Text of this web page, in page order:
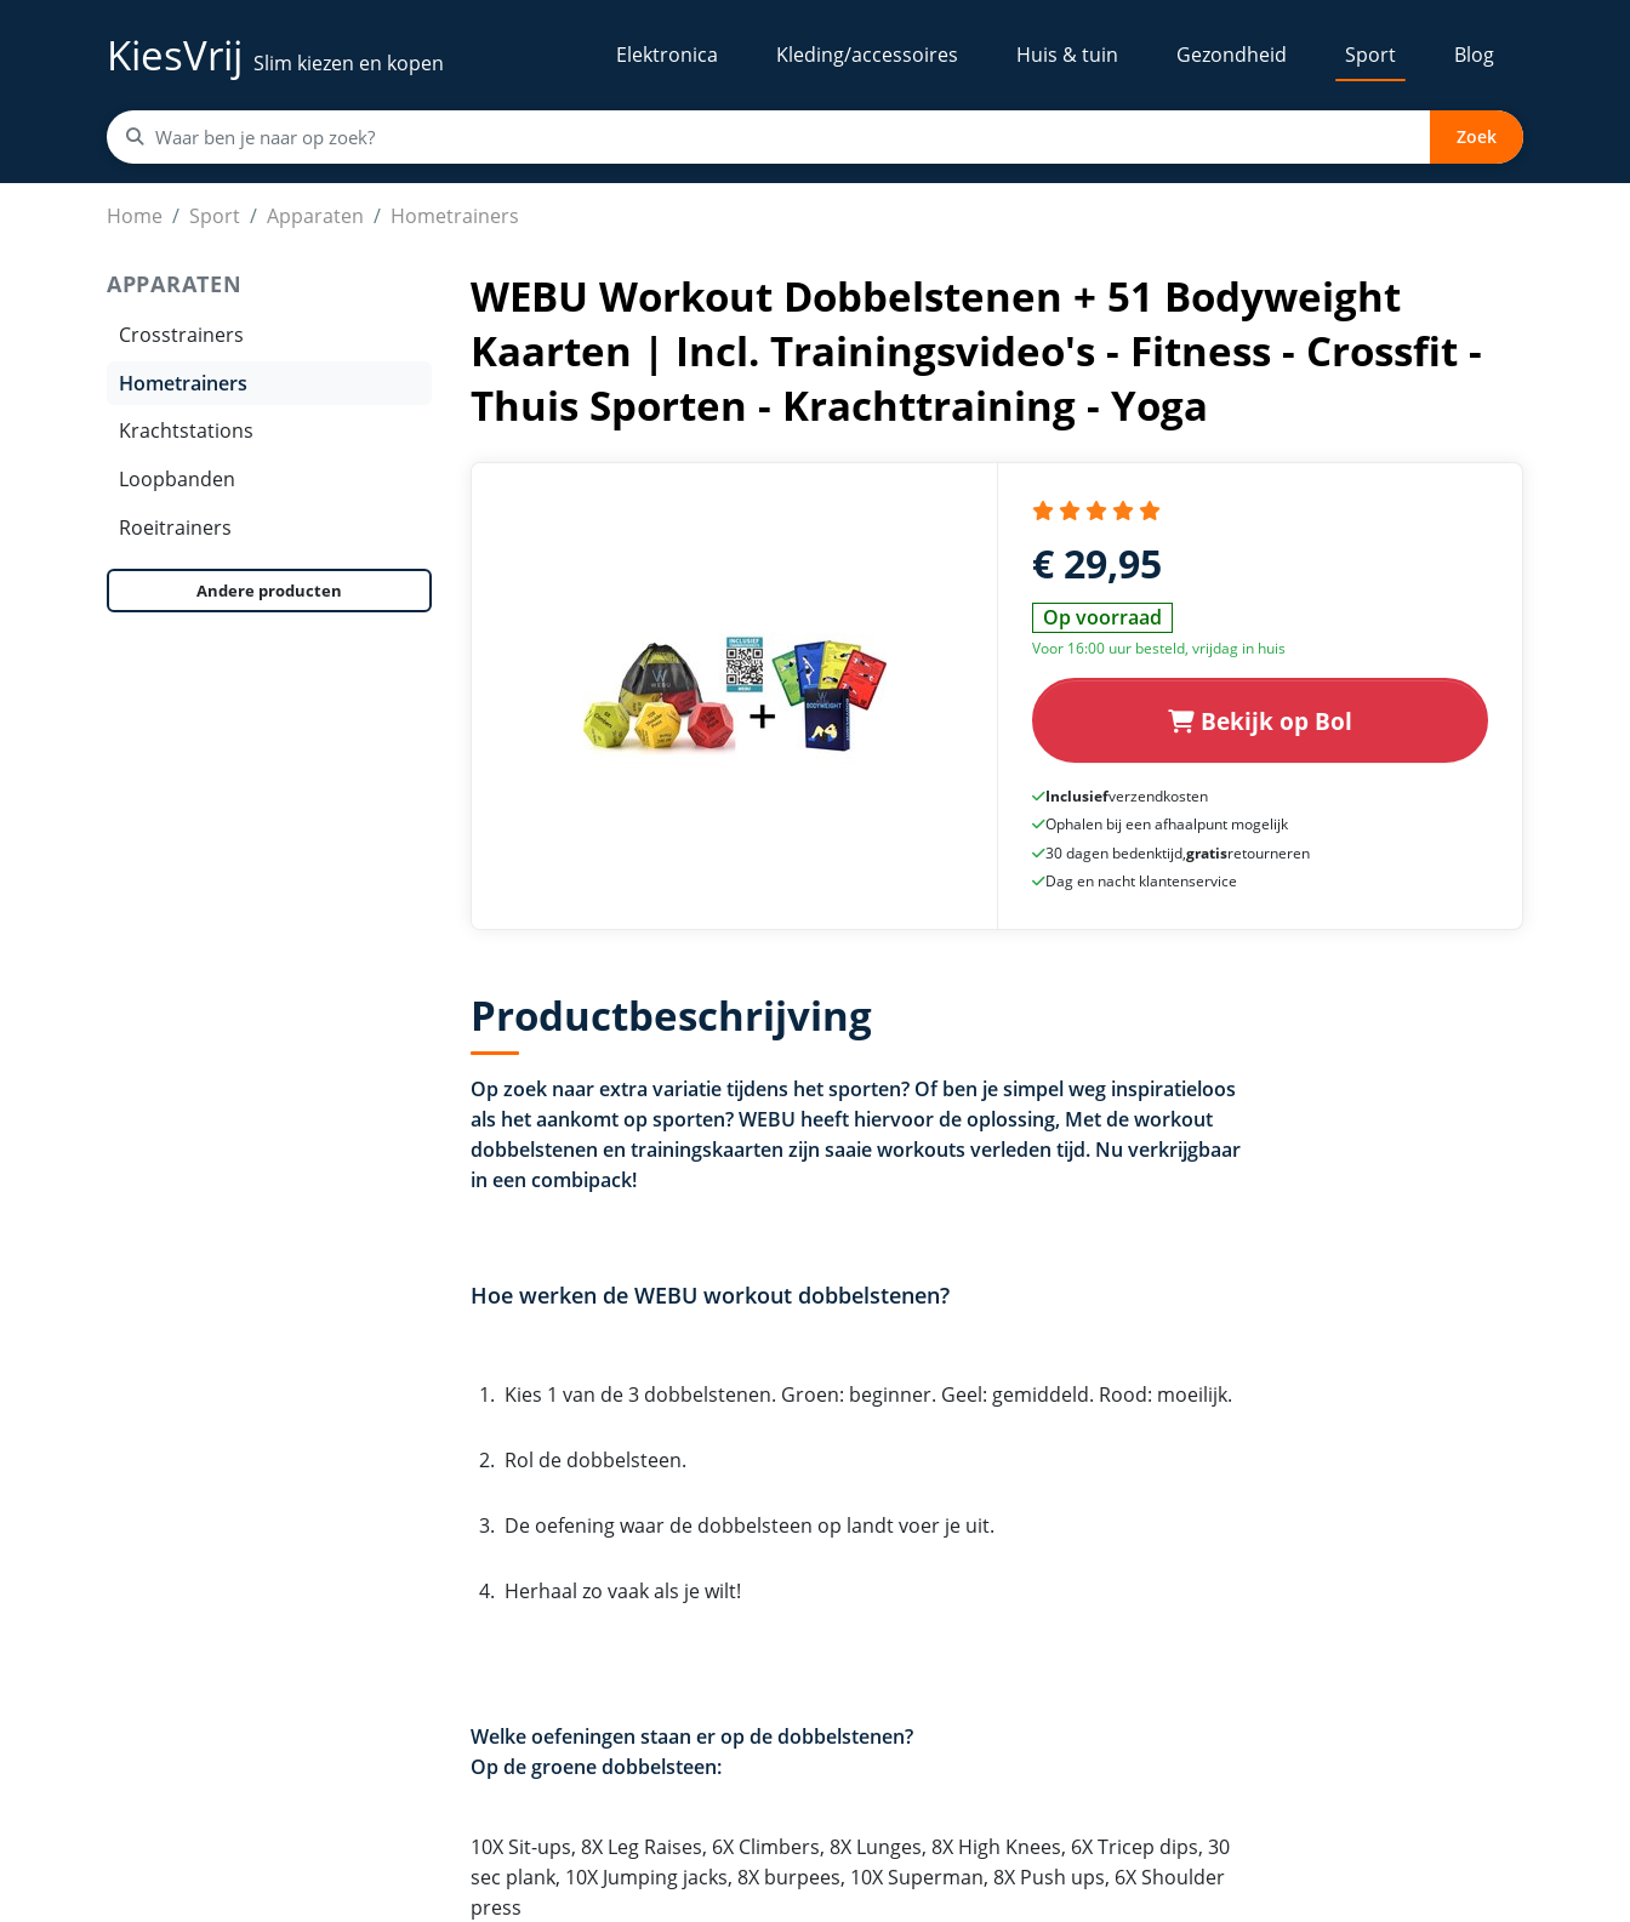
KiesVrij Slim kiezen en kopen Elektronica Kleding/accessoires Huis & tuin Gezondheid Sport Blog
Zoek
Home Sport Apparaten Hometrainers
WEBU Workout Dobbelstenen + 51 Bodyweight Kaarten | Incl. Trainingsvideo's - Fitness - Crossfit - Thuis Sporten - Krachttraining - Yoga
APPARATEN
Crosstrainers
Hometrainers
Krachtstations
Loopbanden
Roeitrainers
Andere producten
WEBU Workout Dobbelstenen + 51 Bodyweight
Kaarten | Incl. Trainingsvideo's - Fitness - Crossfit -
Thuis Sporten - Krachttraining - Yoga
€ 29,95
Op voorraad
Voor 16:00 uur besteld, vrijdag in huis
Bekijk op Bol
Inclusiefverzendkosten
Ophalen bij een afhaalpunt mogelijk
30 dagen bedenktijd,gratisretourneren
Dag en nacht klantenservice
Productbeschrijving
Op zoek naar extra variatie tijdens het sporten? Of ben je simpel weg inspiratieloos
als het aankomt op sporten? WEBU heeft hiervoor de oplossing, Met de workout
dobbelstenen en trainingskaarten zijn saaie workouts verleden tijd. Nu verkrijgbaar
in een combipack!
Hoe werken de WEBU workout dobbelstenen?
Kies 1 van de 3 dobbelstenen. Groen: beginner. Geel: gemiddeld. Rood: moeilijk.
Rol de dobbelsteen.
De oefening waar de dobbelsteen op landt voer je uit.
Herhaal zo vaak als je wilt!
Welke oefeningen staan er op de dobbelstenen?
Op de groene dobbelsteen:
10X Sit-ups, 8X Leg Raises, 6X Climbers, 8X Lunges, 8X High Knees, 6X Tricep dips, 30
sec plank, 10X Jumping jacks, 8X burpees, 10X Superman, 8X Push ups, 6X Shoulder
press